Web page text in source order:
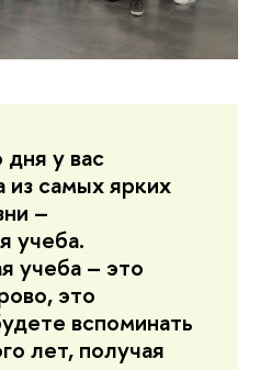
у вас
из самых ярких
–
учеба.
учеба – это
это
вспоминать
лет, получая